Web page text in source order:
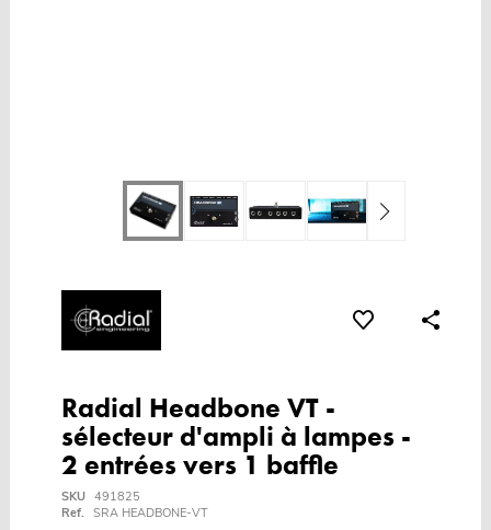
Radial Headbone VT -
sélecteur d'ampli à lampes -
2 entrées vers 1 baffle
SKU 491825
Ref. SRA HEADBONE-VT